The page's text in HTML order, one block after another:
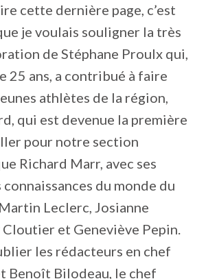
cette dernière page, c’est
je voulais souligner la très
de Stéphane Proulx qui,
25 ans, a contribué à faire
athlètes de la région,
qui est devenue la première
pour notre section
Richard Marr, avec ses
du monde du
Leclerc, Josianne
Cloutier et Geneviève Pepin.
les rédacteurs en chef
Benoît Bilodeau, le chef